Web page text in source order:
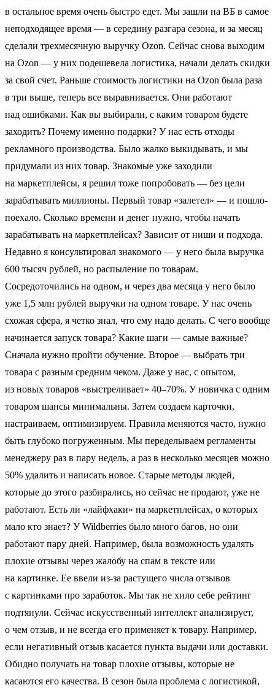
в остальное время очень быстро едет. Мы зашли на ВБ в самое
неподходящее время — в середину разгара сезона, и за месяц
сделали трехмесячную выручку Ozon. Сейчас снова выходим
на Ozon — у них подешевела логистика, начали делать скидки
за свой счет. Раньше стоимость логистики на Ozon была раза
в три выше, теперь все выравнивается. Они работают
над ошибками. Как вы выбирали, с каким товаром будете
заходить? Почему именно подарки? У нас есть отходы
рекламного производства. Было жалко выкидывать, и мы
придумали из них товар. Знакомые уже заходили
на маркетплейсы, я решил тоже попробовать — без цели
зарабатывать миллионы. Первый товар «залетел» — и пошло-
поехало. Сколько времени и денег нужно, чтобы начать
зарабатывать на маркетплейсах? Зависит от ниши и подхода.
Недавно я консультировал знакомого — у него была выручка
600 тысяч рублей, но распыление по товарам.
Сосредоточились на одном, и через два месяца у него было
уже 1,5 млн рублей выручки на одном товаре. У нас очень
схожая сфера, я четко знал, что ему надо делать. С чего вообще
начинается запуск товара? Какие шаги — самые важные?
Сначала нужно пройти обучение. Второе — выбрать три
товара с разным средним чеком. Даже у нас, с опытом,
из новых товаров «выстреливает» 40–70%. У новичка с одним
товаром шансы минимальны. Затем создаем карточки,
настраиваем, оптимизируем. Правила меняются часто, нужно
быть глубоко погруженным. Мы переделываем регламенты
менеджеру раз в пару недель, а раз в несколько месяцев можно
50% удалить и написать новое. Старые методы людей,
которые до этого разбирались, но сейчас не продают, уже не
работают. Есть ли «лайфхаки» на маркетплейсах, о которых
мало кто знает? У Wildberries было много багов, но они
работают пару дней. Например, была возможность удалять
плохие отзывы через жалобу на спам в тексте или
на картинке. Ее ввели из-за растущего числа отзывов
с картинками про заработок. Мы так не хило себе рейтинг
подтянули. Сейчас искусственный интеллект анализирует,
о чем отзыв, и не всегда его применяет к товару. Например,
если негативный отзыв касается пункта выдачи или доставки.
Обидно получать на товар плохие отзывы, которые не
касаются его качества. В сезон была проблема с логистикой,